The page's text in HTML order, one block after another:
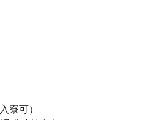
寮可）